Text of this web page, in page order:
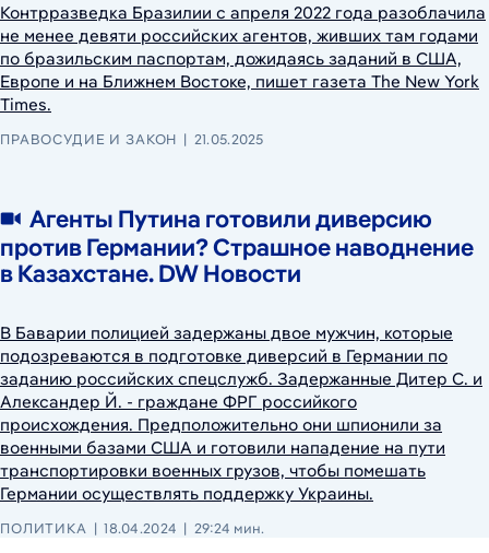
Контрразведка Бразилии с апреля 2022 года разоблачила
не менее девяти российских агентов, живших там годами
по бразильским паспортам, дожидаясь заданий в США,
Европе и на Ближнем Востоке, пишет газета The New York
Times.
ПРАВОСУДИЕ И ЗАКОН 21.05.2025
Агенты Путина готовили диверсию
против Германии? Страшное наводнение
в Казахстане. DW Новости
В Баварии полицией задержаны двое мужчин, которые
подозреваются в подготовке диверсий в Германии по
заданию российских спецслужб. Задержанные Дитер С. и
Александер Й. - граждане ФРГ российкого
происхождения. Предположительно они шпионили за
военными базами США и готовили нападение на пути
транспортировки военных грузов, чтобы помешать
Германии осуществлять поддержку Украины.
ПОЛИТИКА 18.04.2024 29:24 мин.